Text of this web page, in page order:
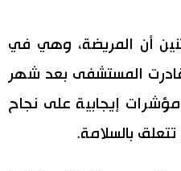
أن المريضة، وهي في
غادرت المستشفى بعد شهر
إيجابية على نجاح
بالسلامة.